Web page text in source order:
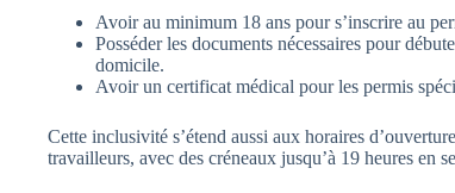
Avoir au minimum 18 ans pour s’inscrire au
Posséder les documents nécessaires pour
domicile.
Avoir un certificat médical pour les permis
Cette inclusivité s’étend aussi aux horaires
travailleurs, avec des créneaux jusqu’à 19 heures en